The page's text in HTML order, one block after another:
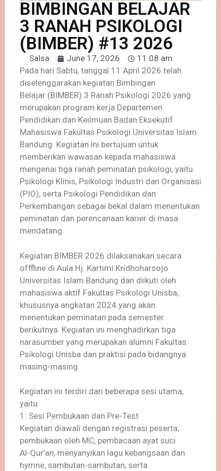
BIMBINGAN BELAJAR
3 RANAH PSIKOLOGI
(BIMBER) #13 2026
Salsa June 17, 2026
11:08 am
Pada hari Sabtu, tanggal 11 April 2026 telah
diselenggarakan kegiatan Bimbingan
Belajar (BIMBER) 3 Ranah Psikologi 2026 yang
merupakan program kerja Departemen
Pendidikan dan Keilmuan Badan Eksekutif
Mahasiswa Fakultas Psikologi Universitas Islam
Bandung. Kegiatan ini bertujuan untuk
memberikan wawasan kepada mahasiswa
mengenai tiga ranah peminatan psikologi, yaitu
Psikologi Klinis, Psikologi Industri dan Organisasi
(PIO), serta Psikologi Pendidikan dan
Perkembangan sebagai bekal dalam menentukan
peminatan dan perencanaan karier di masa
mendatang.
Kegiatan BIMBER 2026 dilaksanakan secara
offfline di Aula Hj. Kartimi Kridhoharsojo
Universitas Islam Bandung dan diikuti oleh
mahasiswa aktif Fakultas Psikologi Unisba,
khususnya angkatan 2024 yang akan
menentukan peminatan pada semester
berikutnya. Kegiatan ini menghadirkan tiga
narasumber yang merupakan alumni Fakultas
Psikologi Unisba dan praktisi pada bidangnya
masing-masing.
Kegiatan ini terdiri dari beberapa sesi utama,
yaitu:
1. Sesi Pembukaan dan Pre-Test
Kegiatan diawali dengan registrasi peserta,
pembukaan oleh MC, pembacaan ayat suci
Al-Qur’an, menyanyikan lagu kebangsaan dan
hymne, sambutan-sambutan, serta